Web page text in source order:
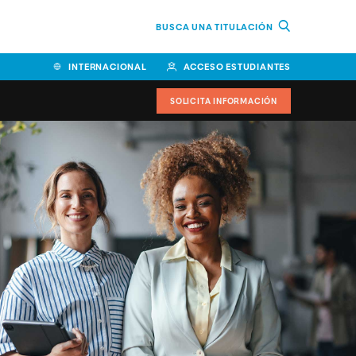
BUSCA UNA TITULACIÓN
INTERNACIONAL ACCESO ESTUDIANTES
SOLICITA INFORMACIÓN